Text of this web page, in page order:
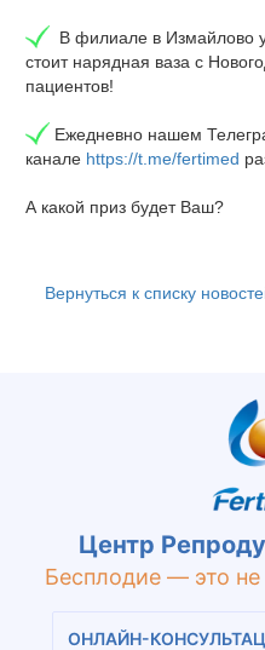
В филиале в Измайлово
стоит нарядная ваза с
пациентов!
Ежедневно нашем
канале https://t.me/fertimed
А какой приз будет Ваш?
Вернуться к списку
Центр
Бесплодие — это не
ОНЛАЙН-